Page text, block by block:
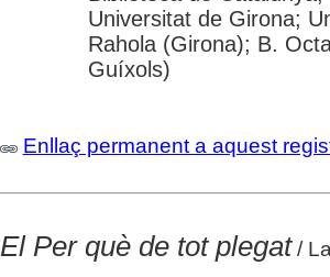
Universitat de Girona;
Rahola (Girona); B.
Guíxols)
Enllaç permanent a aquest
El Per què de tot plegat/